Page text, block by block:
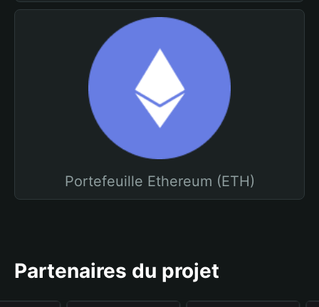
Portefeuille Ethereum (ETH)
Partenaires du projet